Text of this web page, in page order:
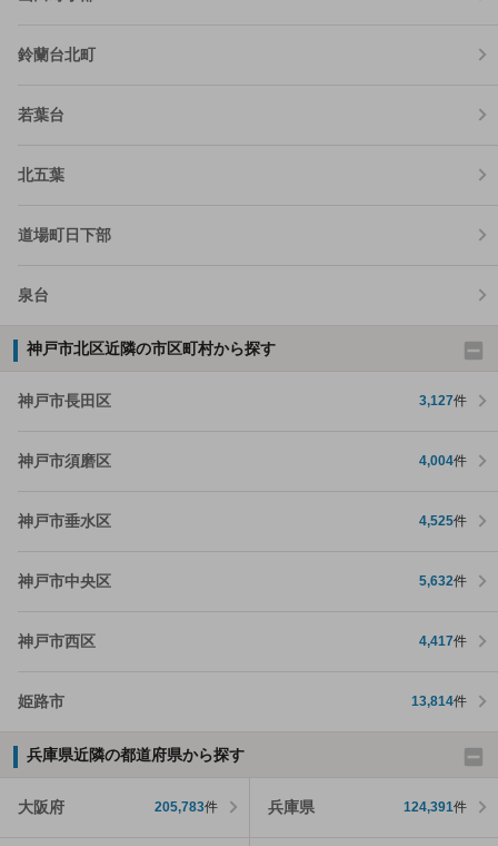
鈴蘭台北町
若葉台
北五葉
道場町日下部
泉台
神戸市北区近隣の市区町村から探す
神戸市長田区 3,127件
神戸市須磨区 4,004件
神戸市垂水区 4,525件
神戸市中央区 5,632件
神戸市西区 4,417件
姫路市 13,814件
兵庫県近隣の都道府県から探す
大阪府 205,783件 兵庫県 124,391件